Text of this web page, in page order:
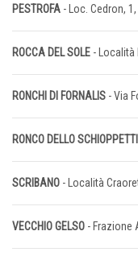
PESTROFA - Loc. Cedron,
ROCCA DEL SOLE - Località
RONCHI DI FORNALIS - Via
RONCO DELLO
SCRIBANO - Località
VECCHIO GELSO - Frazione